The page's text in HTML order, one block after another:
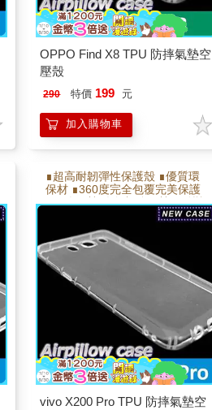
OPPO Find X8 TPU 防摔氣墊空
壓殼
290 特價 199 元
加入購物車
∎超高耐韌彈性保護殼 ∎優質環
保材 ∎360度完全包覆完美保護
∎側邊氣墊,邊角加強氣墊 ∎耐彎
折能反覆拆卸不易變形
vivo X200 Pro TPU 防摔氣墊空